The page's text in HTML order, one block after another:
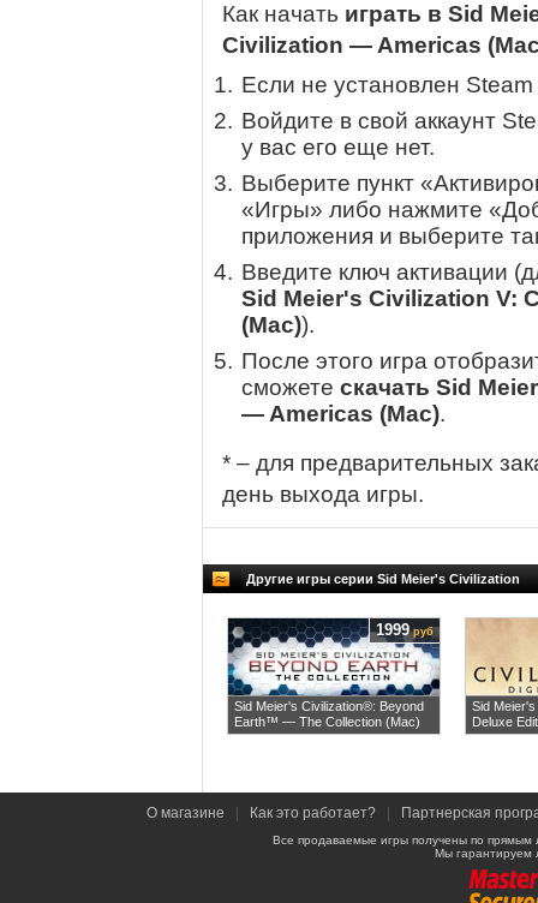
Как начать играть в Sid
Civilization — Americas
Если не установлен
Войдите в свой аккаунт
у вас его еще нет.
Выберите пункт
«Игры» либо нажмите
приложения и выберите
Введите ключ активации
Sid Meier's Civilization V:
(Mac)).
После этого игра
сможете скачать Sid
— Americas (Mac).
* – для предварительных
день выхода игры.
Другие игры серии Sid Meier's Civilization
Sid Meier's Civilization®: Beyond
Earth™ — The Collection (Mac)
1999руб
Sid
Deluxe
О магазине Как это работает? Партнерская
Все продаваемые игры получены по
Мы гарантируем